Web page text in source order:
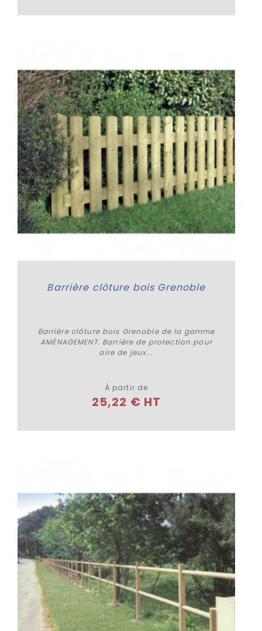
Barrière clôture bois Grenoble
Barrière clôture bois Grenoble de la gamme
AMÉNAGEMENT. Barrière de protection pour
aire de jeux...
À partir de
25,22 € HT